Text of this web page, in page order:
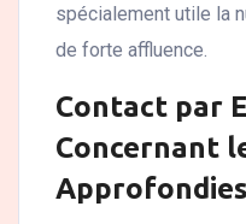
spécialement utile la
de forte affluence.
Contact par
Concernant
Approfondies